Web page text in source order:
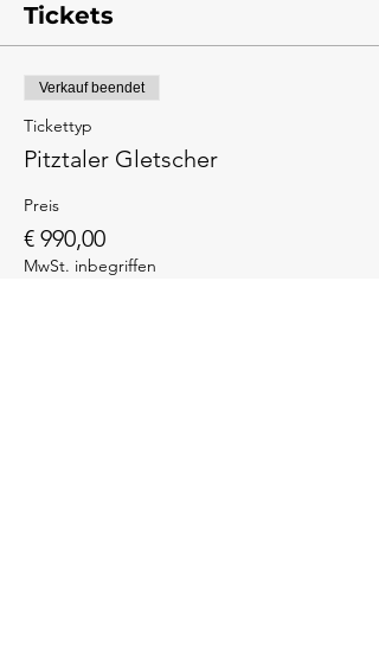
Tickets
Verkauf beendet
Tickettyp
Pitztaler Gletscher
Preis
€ 990,00
MwSt. inbegriffen